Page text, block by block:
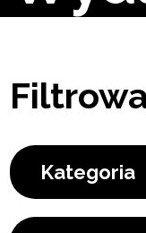
Kategoria